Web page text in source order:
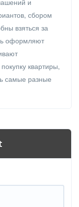
и
сбором
взяться за
оформляют
квартиры,
самые разные